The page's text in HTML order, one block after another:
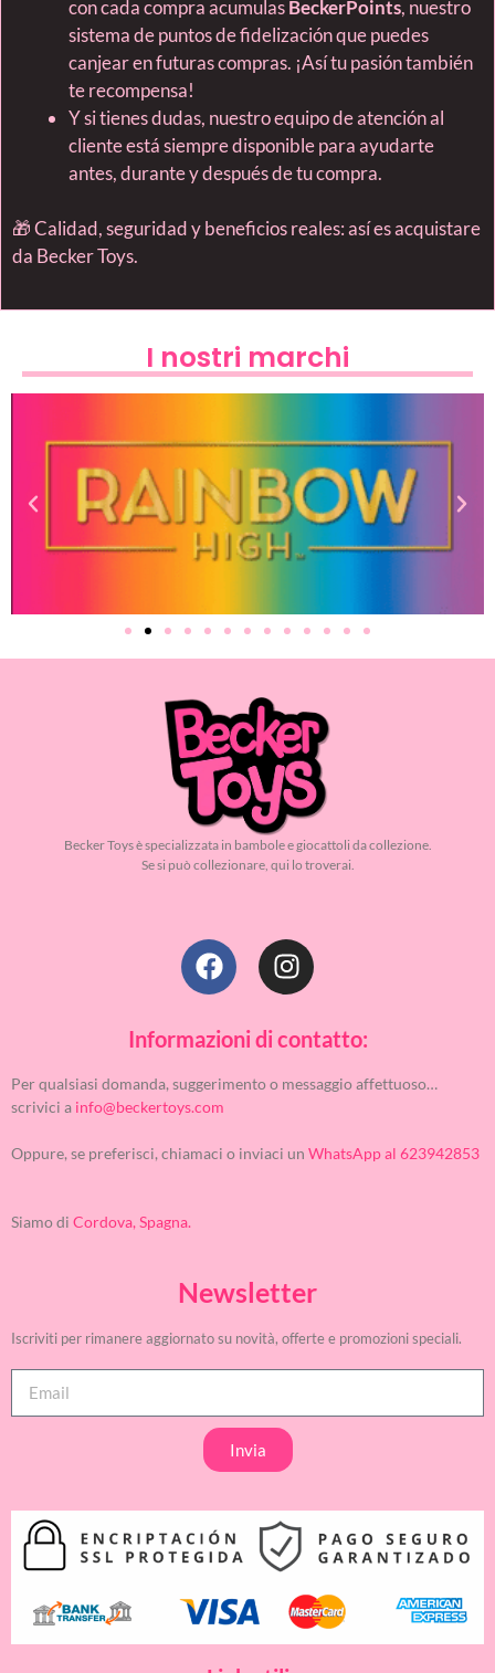
con cada compra acumulasBeckerPoints, nuestro
sistema de puntos de fidelización que puedes
canjear en futuras compras. ¡Así tu pasión también
te recompensa!
Y si tienes dudas, nuestro equipo de atención al
cliente está siempre disponible para ayudarte
antes, durante y después de tu compra.
🎁 Calidad, seguridad y beneficios reales: así es acquistare
da Becker Toys.
I nostri marchi
Becker Toys è specializzata in bambole e giocattoli da collezione.
Se si può collezionare, qui lo troverai.
Informazioni di contatto:
Per qualsiasi domanda, suggerimento o messaggio affettuoso…
scrivici a info@beckertoys.com
Oppure, se preferisci, chiamaci o inviaci un WhatsApp al 623942853
Siamo di Cordova, Spagna.
Newsletter
Iscriviti per rimanere aggiornato su novità, offerte e promozioni speciali.
Invia